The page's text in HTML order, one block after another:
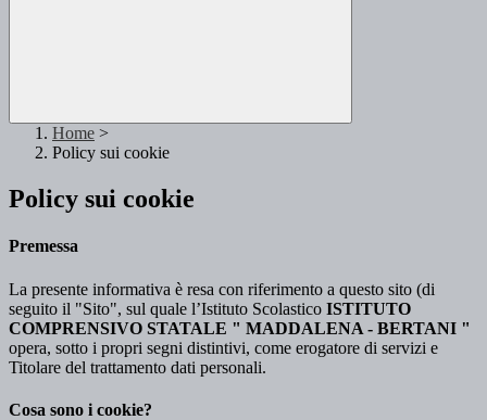
Home >
Policy sui cookie
Policy sui cookie
Premessa
La presente informativa è resa con riferimento a questo sito (di
seguito il "Sito", sul quale l’Istituto Scolastico ISTITUTO
COMPRENSIVO STATALE " MADDALENA - BERTANI "
opera, sotto i propri segni distintivi, come erogatore di servizi e
Titolare del trattamento dati personali.
Cosa sono i cookie?